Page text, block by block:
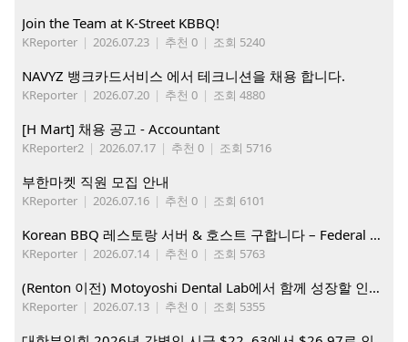
Join the Team at K-Street KBBQ!
KReporter | 2026.07.23 | 추천 0 | 조회 5240
NAVYZ 뱅크카드서비스 에서 테크니션을 채용 합니다.
KReporter | 2026.07.20 | 추천 0 | 조회 4880
[H Mart] 채용 공고 - Accountant
KReporter2 | 2026.07.17 | 추천 0 | 조회 5716
부한마켓 직원 모집 안내
KReporter | 2026.07.16 | 추천 0 | 조회 6101
Korean BBQ 레스토랑 서버 & 호스트 구합니다 – Federal Way & Tacoma $45-$60/hr (server), $21-23/hr (Host)
KReporter | 2026.07.14 | 추천 0 | 조회 5763
(Renton 이전) Motoyoshi Dental Lab에서 함께 성장할 인재를 모십니다.
KReporter | 2026.07.13 | 추천 0 | 조회 5355